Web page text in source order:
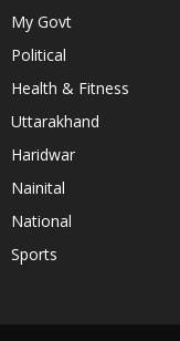
My Govt
Political
Health & Fitness
Uttarakhand
Haridwar
Nainital
National
Sports